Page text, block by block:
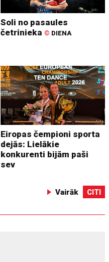
Soli no pasaules
četrinieka © DIENA
Eiropas čempioni sporta
dejās: Lielākie
konkurenti bijām paši
sev
Vairāk CITI